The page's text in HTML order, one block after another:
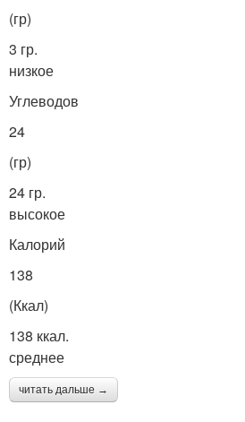
(гр)
3 гр.
низкое
Углеводов
24
(гр)
24 гр.
высокое
Калорий
138
(Ккал)
138 ккал.
среднее
читать дальше →